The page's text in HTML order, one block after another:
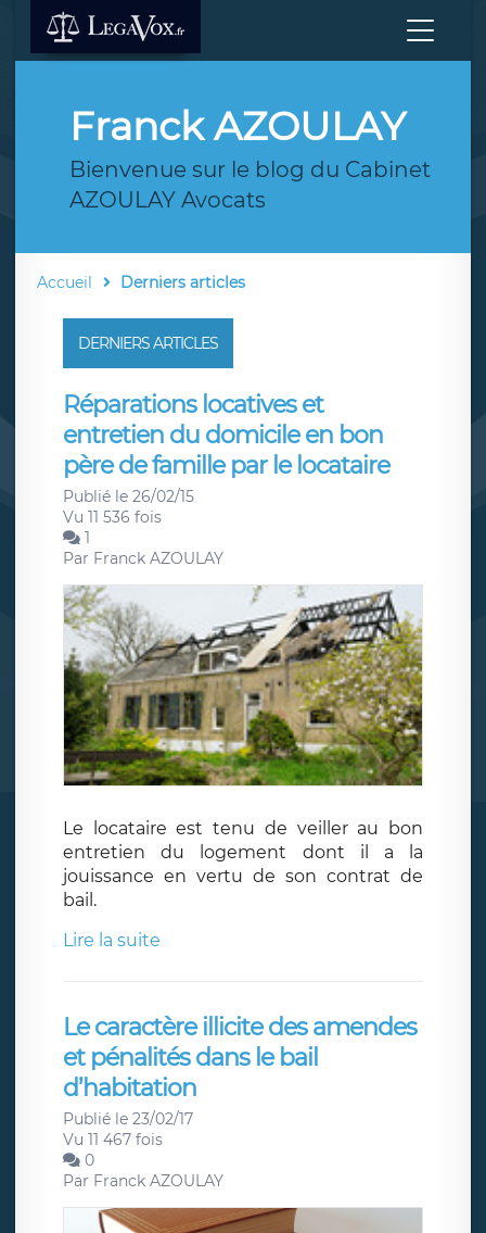
Franck AZOULAY
Bienvenue sur le blog du Cabinet
AZOULAY Avocats
Accueil Derniers articles
DERNIERS ARTICLES
Réparations locatives et
entretien du domicile en bon
père de famille par le locataire
Publié le 26/02/15
Vu 11 536 fois
1
Par Franck AZOULAY
Le locataire est tenu de veiller au bon
entretien du logement dont il a la
jouissance en vertu de son contrat de
bail.
Lire la suite
Le caractère illicite des amendes
et pénalités dans le bail
d’habitation
Publié le 23/02/17
Vu 11 467 fois
0
Par Franck AZOULAY